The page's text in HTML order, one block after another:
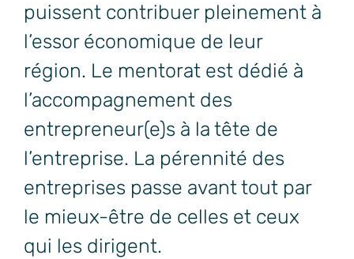
puissent contribuer pleinement à
l’essor économique de leur
région. Le mentorat est dédié à
l’accompagnement des
entrepreneur(e)s à la tête de
l’entreprise. La pérennité des
entreprises passe avant tout par
le mieux-être de celles et ceux
qui les dirigent.